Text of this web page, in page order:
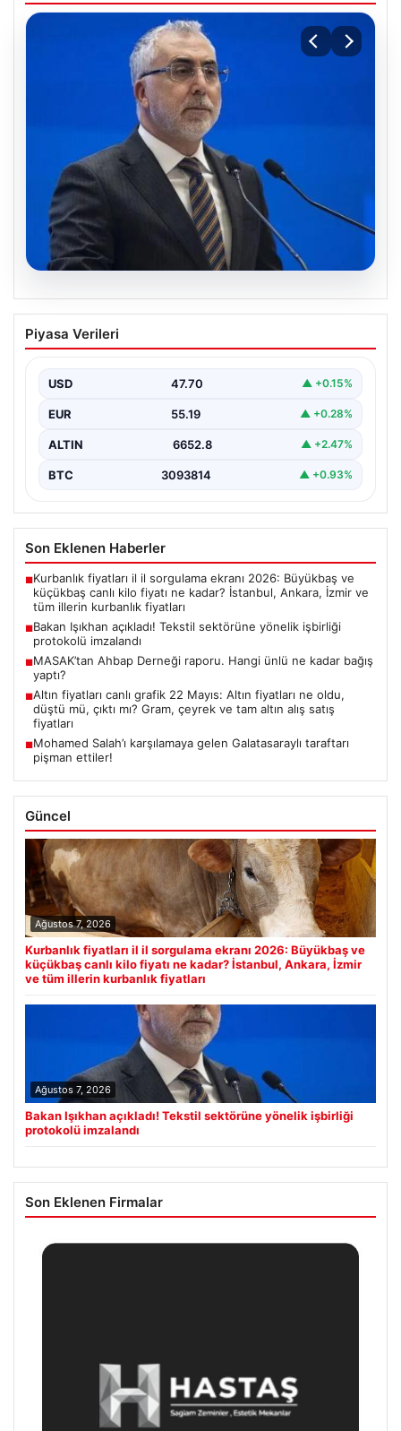
Bakan Işıkhan açıkladı! Tekstil
sektörüne yönelik işbirliği protokolü
Bakanlıktan yapılan açıklamaya göre, imza törenine
Piyasa Verileri
USD 47.70 ▲ +0.15%
EUR 55.19 ▲ +0.28%
ALTIN 6652.8 ▲ +2.47%
BTC 3093814 ▲ +0.93%
Son Eklenen Haberler
■Kurbanlık fiyatları il il sorgulama ekranı 2026: Büyükbaş ve
küçükbaş canlı kilo fiyatı ne kadar? İstanbul, Ankara, İzmir ve
tüm illerin kurbanlık fiyatları
■Bakan Işıkhan açıkladı! Tekstil sektörüne yönelik işbirliği
protokolü imzalandı
■MASAK’tan Ahbap Derneği raporu. Hangi ünlü ne kadar bağış
yaptı?
■Altın fiyatları canlı grafik 22 Mayıs: Altın fiyatları ne oldu,
düştü mü, çıktı mı? Gram, çeyrek ve tam altın alış satış
fiyatları
■Mohamed Salah’ı karşılamaya gelen Galatasaraylı taraftarı
pişman ettiler!
Güncel
Ağustos 7, 2026
Kurbanlık fiyatları il il sorgulama ekranı 2026: Büyükbaş ve
küçükbaş canlı kilo fiyatı ne kadar? İstanbul, Ankara, İzmir
ve tüm illerin kurbanlık fiyatları
Ağustos 7, 2026
Bakan Işıkhan açıkladı! Tekstil sektörüne yönelik işbirliği
protokolü imzalandı
Son Eklenen Firmalar